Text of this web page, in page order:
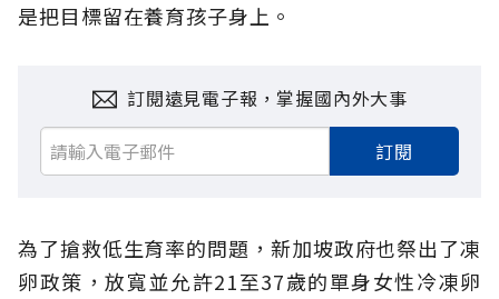
是把目標留在養育孩子身上。
訂閱遠見電子報，掌握國內外大事
訂閱
為了搶救低生育率的問題，新加坡政府也祭出了凍
卵政策，放寬並允許21至37歲的單身女性冷凍卵